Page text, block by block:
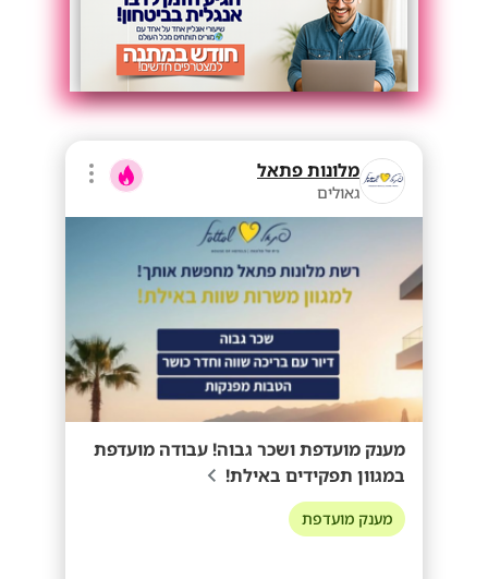
מלונות פתאל
גאולים
מענק מועדפת ושכר גבוה! עבודה מועדפת
במגוון תפקידים באילת!
מענק מועדפת